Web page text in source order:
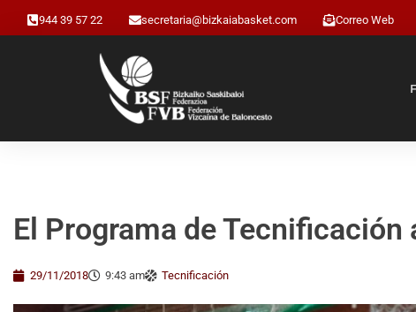
944 39 57 22 secretaria@bizkaiabasket.com Correo Web
El Programa de
29/11/2018 9:43 am Tecnificación